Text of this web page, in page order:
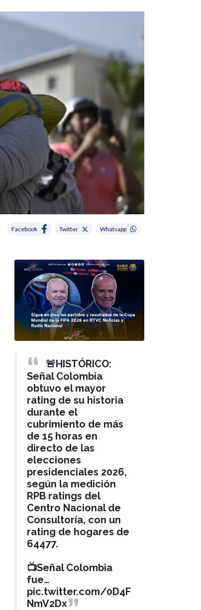
Facebook Twitter Whatsapp
🚨HISTÓRICO:
Señal Colombia
obtuvo el mayor
rating de su historia
durante el
cubrimiento de más
de 15 horas en
directo de las
elecciones
presidenciales 2026,
según la medición
RPB ratings del
Centro Nacional de
Consultoría, con un
rating de hogares de
64477.
📺Señal Colombia
fue…
pic.twitter.com/0D4F
NmV2Dx